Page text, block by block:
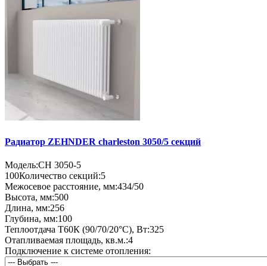
Радиатор ZEHNDER charleston 3050/5 секций
Модель:CH 3050-5
100Количество секций:5
Межосевое расстояние, мм:434/50
Высота, мм:500
Длина, мм:256
Глубина, мм:100
Теплоотдача Т60К (90/70/20°C), Вт:325
Отапливаемая площадь, кв.м.:4
Подключение к системе отопления: